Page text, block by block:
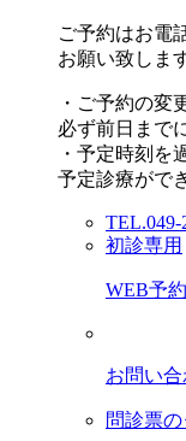
ご予約はお電
お願い致しま
・ご予約の変
必ず前日まで
・予定時刻を
予定診療がで
TEL.049-
初診専用
WEB予約
お問い
問診票